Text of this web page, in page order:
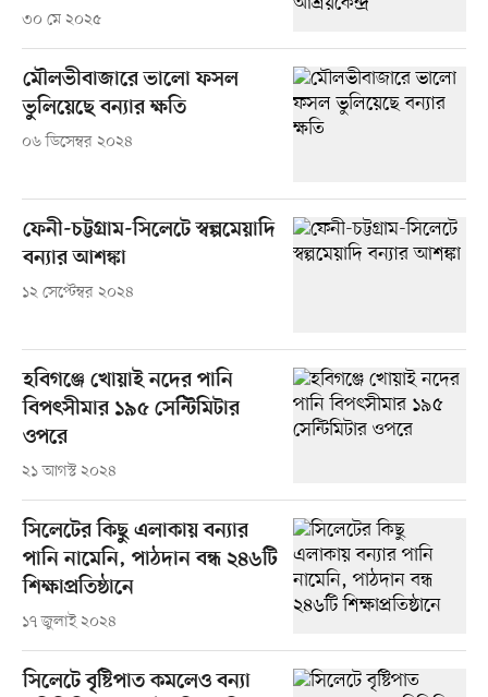
৩০ মে ২০২৫
মৌলভীবাজারে ভালো ফসল
ভুলিয়েছে বন্যার ক্ষতি
০৬ ডিসেম্বর ২০২৪
ফেনী-চট্টগ্রাম-সিলেটে স্বল্পমেয়াদি
বন্যার আশঙ্কা
১২ সেপ্টেম্বর ২০২৪
হবিগঞ্জে খোয়াই নদের পানি
বিপৎসীমার ১৯৫ সেন্টিমিটার
ওপরে
২১ আগস্ট ২০২৪
সিলেটের কিছু এলাকায় বন্যার
পানি নামেনি, পাঠদান বন্ধ ২৪৬টি
শিক্ষাপ্রতিষ্ঠানে
১৭ জুলাই ২০২৪
সিলেটে বৃষ্টিপাত কমলেও বন্যা